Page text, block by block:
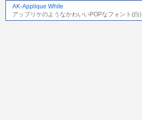
AK-Applique White
アップリケのようなかわいいPOPなフォント(白)